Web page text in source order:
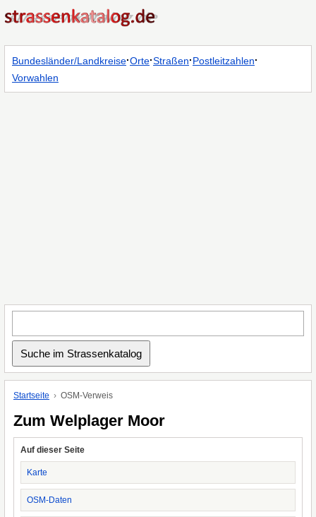
Bundesländer/Landkreise·Orte·Straßen·Postleitzahlen·
Vorwahlen
Startseite OSM-Verweis
Zum Welplager Moor
Auf dieser Seite
Karte
OSM-Daten